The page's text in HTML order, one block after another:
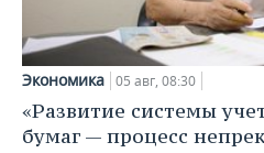
Экономика 05 авг, 08:30
«Развитие системы
бумаг — процесс